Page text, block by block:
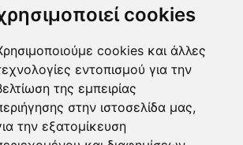
cookies
cookies και άλλες
εντοπισμού για την
της εμπειρίας
στην ιστοσελίδα μας,
την εξατομίκευση